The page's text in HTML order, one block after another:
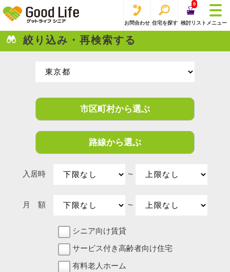
お問合わせ 住宅を探す
0
検討リスト メニュー
絞り込み・再検索する
市区町村から選ぶ
路線から選ぶ
入居時 〜
月 額 〜
シニア向け賃貸
サービス付き高齢者向け住宅
有料老人ホーム